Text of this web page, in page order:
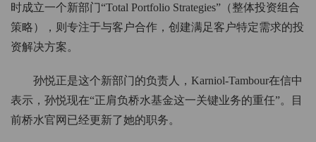
时成立一个新部门“Total Portfolio Strategies”（整体投资组合
策略），则专注于与客户合作，创建满足客户特定需求的投
资解决方案。
孙悦正是这个新部门的负责人，Karniol-Tambour在信中
表示，孙悦现在“正肩负桥水基金这一关键业务的重任”。目
前桥水官网已经更新了她的职务。